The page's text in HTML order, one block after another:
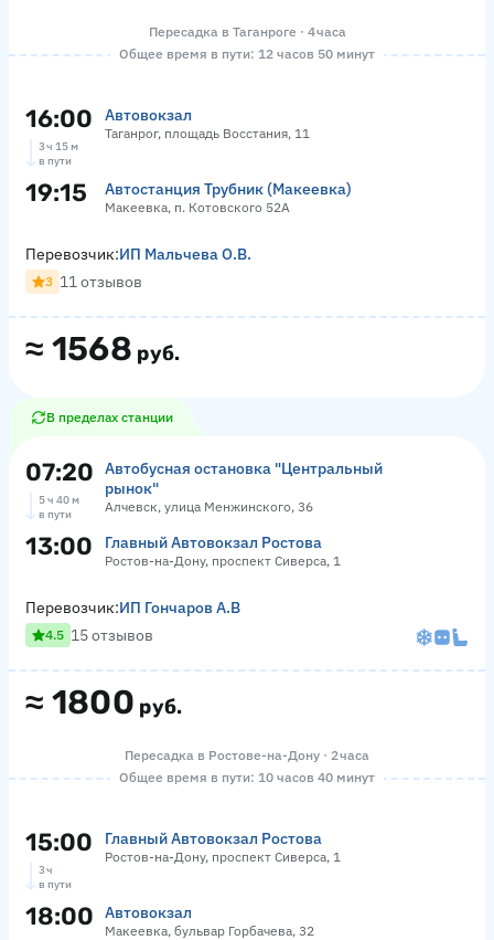
Пересадка в Таганроге · 4 часа
Общее время в пути: 12 часов 50 минут
16:00 Автовокзал
Таганрог, площадь Восстания, 11
3 ч 15 м
в пути
19:15 Автостанция Трубник (Макеевка)
Макеевка, п. Котовского 52А
≈ 1568 руб.
Перевозчик:ИП Мальчева О.В.
3 11 отзывов
В пределах станции
07:20
Автобусная остановка "Центральный
рынок"
Алчевск, улица Менжинского, 36
5 ч 40 м
в пути
13:00 Главный Автовокзал Ростова
Ростов-на-Дону, проспект Сиверса, 1
≈ 1800 руб.
Перевозчик:ИП Гончаров А.В
4.5 15 отзывов
Пересадка в Ростове-на-Дону · 2 часа
Общее время в пути: 10 часов 40 минут
15:00 Главный Автовокзал Ростова
Ростов-на-Дону, проспект Сиверса, 1
3 ч
в пути
18:00 Автовокзал
Макеевка, бульвар Горбачева, 32